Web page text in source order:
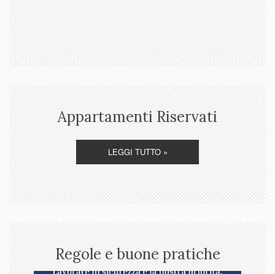
Appartamenti Riservati
LEGGI TUTTO »
Regole e buone pratiche